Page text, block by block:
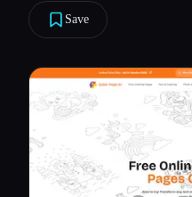
Save